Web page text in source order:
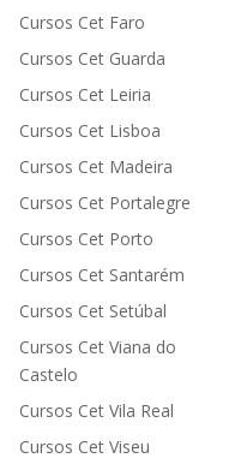
Cursos Cet Faro
Cursos Cet Guarda
Cursos Cet Leiria
Cursos Cet Lisboa
Cursos Cet Madeira
Cursos Cet Portalegre
Cursos Cet Porto
Cursos Cet Santarém
Cursos Cet Setúbal
Cursos Cet Viana do
Castelo
Cursos Cet Vila Real
Cursos Cet Viseu